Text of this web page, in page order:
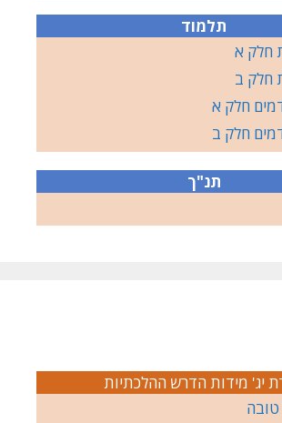
תלמוד
חלק א
חלק ב
חלק א
חלק ב
תנ"ך
יג' מידות הדרש ההלכתיות